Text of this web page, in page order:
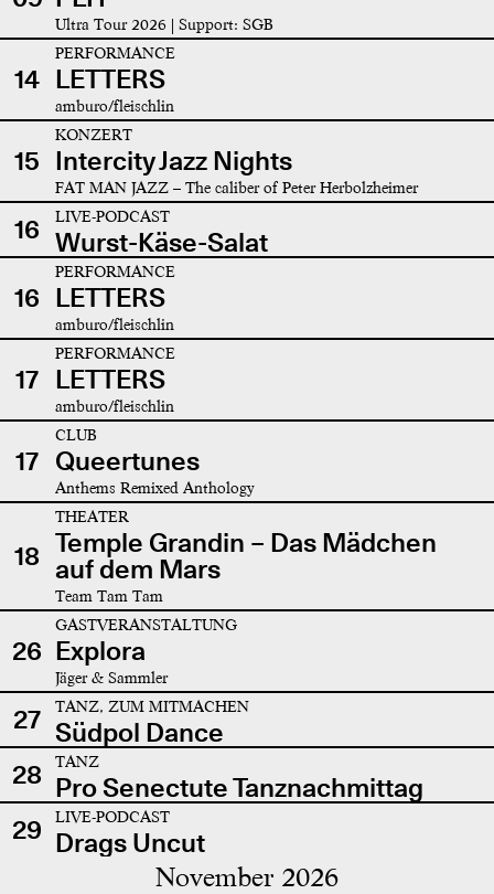
Ultra Tour 2026 | Support: SGB
14
PERFORMANCE
LETTERS
amburo/fleischlin
15
KONZERT
Intercity Jazz Nights
FAT MAN JAZZ – The caliber of Peter Herbolzheimer
16 LIVE-PODCAST
Wurst-Käse-Salat
16
PERFORMANCE
LETTERS
amburo/fleischlin
17
PERFORMANCE
LETTERS
amburo/fleischlin
17
CLUB
Queertunes
Anthems Remixed Anthology
18
THEATER
Temple Grandin – Das Mädchen
auf dem Mars
Team Tam Tam
26
GASTVERANSTALTUNG
Explora
Jäger & Sammler
27 TANZ, ZUM MITMACHEN
Südpol Dance
28
TANZ
Pro Senectute Tanznachmittag
29
LIVE-PODCAST
Drags Uncut
November 2026